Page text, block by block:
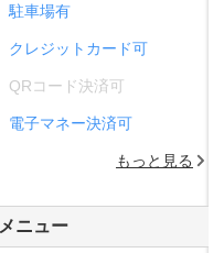
駐車場有
クレジットカード可
QRコード決済可
電子マネー決済可
もっと見る
メニュー